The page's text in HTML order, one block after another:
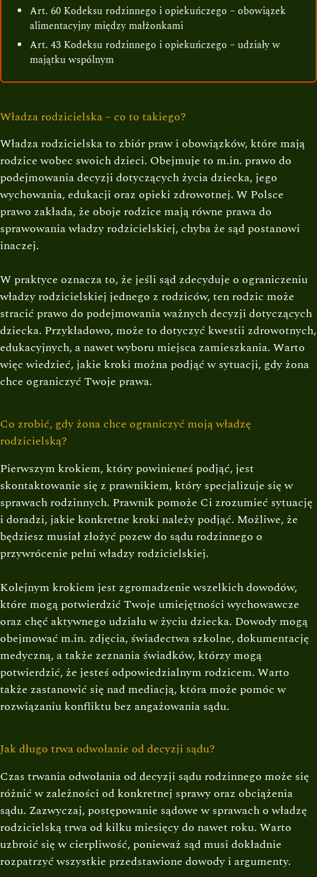
Art. 60 Kodeksu rodzinnego i opiekuńczego – obowiązek
alimentacyjny między małżonkami
Art. 43 Kodeksu rodzinnego i opiekuńczego – udziały w
majątku wspólnym
Władza rodzicielska – co to takiego?
Władza rodzicielska to zbiór praw i obowiązków, które mają
rodzice wobec swoich dzieci. Obejmuje to m.in. prawo do
podejmowania decyzji dotyczących życia dziecka, jego
wychowania, edukacji oraz opieki zdrowotnej. W Polsce
prawo zakłada, że oboje rodzice mają równe prawa do
sprawowania władzy rodzicielskiej, chyba że sąd postanowi
inaczej.
W praktyce oznacza to, że jeśli sąd zdecyduje o ograniczeniu
władzy rodzicielskiej jednego z rodziców, ten rodzic może
stracić prawo do podejmowania ważnych decyzji dotyczących
dziecka. Przykładowo, może to dotyczyć kwestii zdrowotnych,
edukacyjnych, a nawet wyboru miejsca zamieszkania. Warto
więc wiedzieć, jakie kroki można podjąć w sytuacji, gdy żona
chce ograniczyć Twoje prawa.
Co zrobić, gdy żona chce ograniczyć moją władzę
rodzicielską?
Pierwszym krokiem, który powinieneś podjąć, jest
skontaktowanie się z prawnikiem, który specjalizuje się w
sprawach rodzinnych. Prawnik pomoże Ci zrozumieć sytuację
i doradzi, jakie konkretne kroki należy podjąć. Możliwe, że
będziesz musiał złożyć pozew do sądu rodzinnego o
przywrócenie pełni władzy rodzicielskiej.
Kolejnym krokiem jest zgromadzenie wszelkich dowodów,
które mogą potwierdzić Twoje umiejętności wychowawcze
oraz chęć aktywnego udziału w życiu dziecka. Dowody mogą
obejmować m.in. zdjęcia, świadectwa szkolne, dokumentację
medyczną, a także zeznania świadków, którzy mogą
potwierdzić, że jesteś odpowiedzialnym rodzicem. Warto
także zastanowić się nad mediacją, która może pomóc w
rozwiązaniu konfliktu bez angażowania sądu.
Jak długo trwa odwołanie od decyzji sądu?
Czas trwania odwołania od decyzji sądu rodzinnego może się
różnić w zależności od konkretnej sprawy oraz obciążenia
sądu. Zazwyczaj, postępowanie sądowe w sprawach o władzę
rodzicielską trwa od kilku miesięcy do nawet roku. Warto
uzbroić się w cierpliwość, ponieważ sąd musi dokładnie
rozpatrzyć wszystkie przedstawione dowody i argumenty.